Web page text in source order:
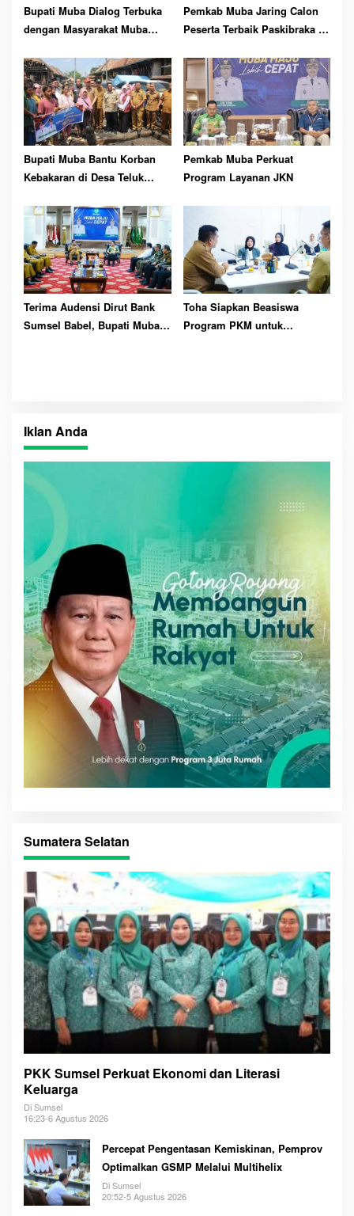
Bupati Muba Dialog Terbuka
dengan Masyarakat Muba
Pemkab Muba Jaring Calon
Peserta Terbaik Paskibraka ke
Bupati Muba Bantu Korban
Kebakaran di Desa Teluk
Pemkab Muba Perkuat
Program Layanan JKN
Terima Audensi Dirut Bank
Sumsel Babel, Bupati Muba
Toha Siapkan Beasiswa
Program PKM untuk
Iklan Anda
Sumatera Selatan
PKK Sumsel Perkuat Ekonomi dan Literasi
Keluarga
Di Sumsel
16:23-6 Agustus 2026
Percepat Pengentasan Kemiskinan, Pemprov
Optimalkan GSMP Melalui Multihelix
Di Sumsel
20:52-5 Agustus 2026